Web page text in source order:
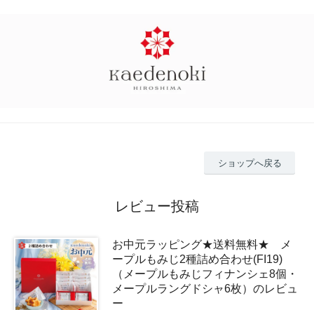
ショップへ戻る
レビュー投稿
お中元ラッピング★送料無料★ メ
ープルもみじ2種詰め合わせ(FI19)
（メープルもみじフィナンシェ8個・
メープルラングドシャ6枚）のレビュ
ー